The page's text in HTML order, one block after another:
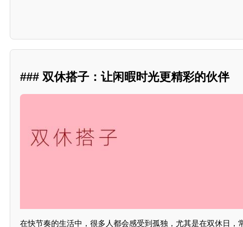
### 双休搭子：让闲暇时光更精彩的伙伴
在快节奏的生活中，很多人都会感受到孤独，尤其是在双休日，